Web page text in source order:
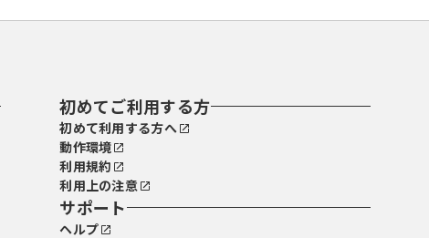
初めてご利用する方
初めて利用する方へ
動作環境
利用規約
利用上の注意
サポート
ヘルプ